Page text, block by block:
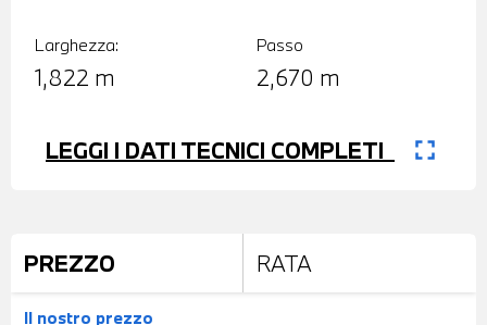
Larghezza:
1,822 m
Passo
2,670 m
LEGGI I DATI TECNICI COMPLETI fullscreen
PREZZO RATA
Il nostro prezzo